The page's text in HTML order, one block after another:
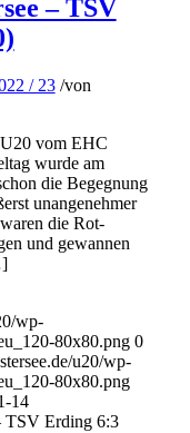
– TSV
/ 23 /von
vom EHC
wurde am
die Begegnung
unangenehmer
die Rot-
und gewannen
wp-
80x80.png 0
u20/wp-
80x80.png
14
TSV Erding 6:3